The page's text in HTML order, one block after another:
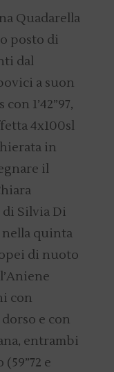
Quadarella
posto di
dal
a suon
1’42”97,
4x100sl
in
il
Silvia Di
quinta
di nuoto
con
e con
entrambi
e